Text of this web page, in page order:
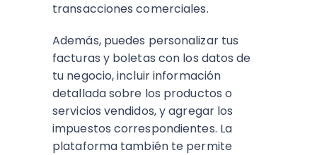
transacciones comerciales.
Además, puedes personalizar tus
facturas y boletas con los datos de
tu negocio, incluir información
detallada sobre los productos o
servicios vendidos, y agregar los
impuestos correspondientes. La
plataforma también te permite